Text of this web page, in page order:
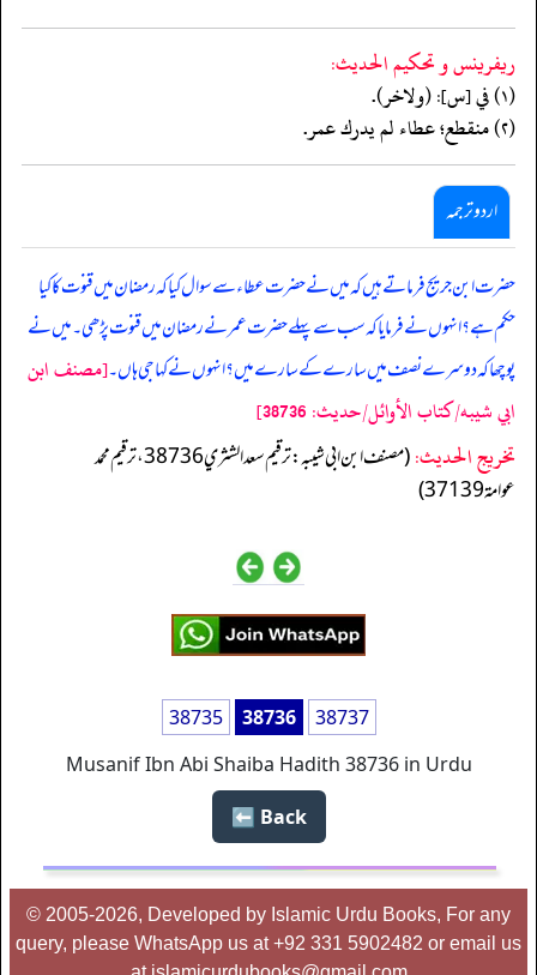
ريفرينس و تحكيم الحدیث:
(١) في [س]: (ولاخر).
(٢) منقطع؛ عطاء لم يدرك عمر.
اردو ترجمہ
حضرت ابن جریج فرماتے ہیں کہ میں نے حضرت عطاء سے سوال کیا کہ رمضان میں قنوت کا کیا
حکم ہے؟ انہوں نے فرمایا کہ سب سے پہلے حضرت عمر نے رمضان میں قنوت پڑھی۔ میں نے
پوچھا کہ دوسرے نصف میں سارے کے سارے میں؟ انہوں نے کہا جی ہاں۔[مصنف ابن
ابي شيبه/كتاب الأوائل/حدیث: 38736]
تخریج الحدیث:
(مصنف ابن ابي شيبه: ترقيم سعد الشثري 38736، ترقيم محمد
عوامة 37139)
38735 38736
38737
Musanif Ibn Abi Shaiba Hadith 38736 in Urdu
Back ⬅️
© 2005-2026, Developed by Islamic Urdu Books, For any
query, please WhatsApp us at +92 331 5902482 or email us